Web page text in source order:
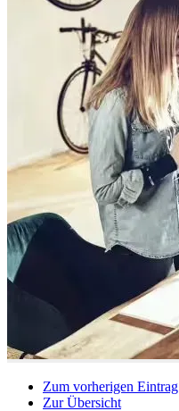
Zum vorherigen Eintrag
Zur Übersicht